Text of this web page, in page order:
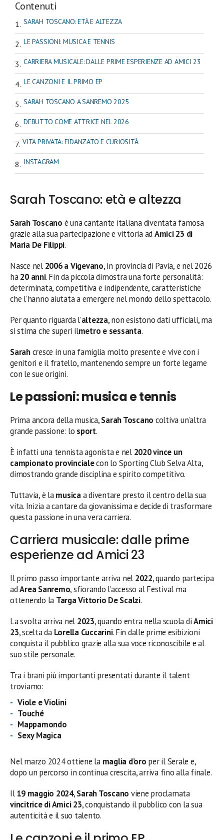
Contenuti
SARAH TOSCANO: ETÀ E ALTEZZA
LE PASSIONI: MUSICA E TENNIS
CARRIERA MUSICALE: DALLE PRIME ESPERIENZE AD AMICI 23
LE CANZONI E IL PRIMO EP
SARAH TOSCANO A SANREMO 2025
DEBUTTO COME ATTRICE NEL 2026
VITA PRIVATA: FIDANZATO E CURIOSITÀ
INSTAGRAM
Sarah Toscano: età e altezza
Sarah Toscano è una cantante italiana diventata famosa
grazie alla sua partecipazione e vittoria adAmici 23 di
Maria De Filippi.
Nasce nel 2006 a Vigevano, in provincia di Pavia, e nel 2026
ha20 anni. Fin da piccola dimostra una forte personalità:
determinata, competitiva e indipendente, caratteristiche
che l’hanno aiutata a emergere nel mondo dello spettacolo.
Per quanto riguarda l’altezza, non esistono dati ufficiali, ma
si stima che superi ilmetro e sessanta.
Sarahcresce in una famiglia molto presente e vive con i
genitori e il fratello, mantenendo sempre un forte legame
con le sue origini.
Le passioni: musica e tennis
Prima ancora della musica,Sarah Toscano coltiva un’altra
grande passione: lo sport.
È infatti una tennista agonista e nel 2020 vince un
campionato provincialecon lo Sporting Club Selva Alta,
dimostrando grande disciplina e spirito competitivo.
Tuttavia, è lamusicaa diventare presto il centro della sua
vita. Inizia a cantare da giovanissima e decide di trasformare
questa passione in una vera carriera.
Carriera musicale: dalle prime
esperienze ad Amici 23
Il primo passo importante arriva nel 2022, quando partecipa
adArea Sanremo, sfiorando l’accesso al Festival ma
ottenendo la Targa Vittorio De Scalzi.
La svolta arriva nel 2023, quando entra nella scuola diAmici
23, scelta da Lorella Cuccarini. Fin dalle prime esibizioni
conquista il pubblico grazie alla sua voce riconoscibile e al
suo stile personale.
Tra i brani più importanti presentati durante il talent
troviamo:
Viole e Violini
Touché
Mappamondo
Sexy Magica
Nel marzo 2024 ottiene la maglia d’oro per il Serale e,
dopo un percorso in continua crescita, arriva fino alla finale.
Il19 maggio 2024,Sarah Toscano viene proclamata
vincitrice di Amici 23, conquistando il pubblico con la sua
autenticità e il suo talento.